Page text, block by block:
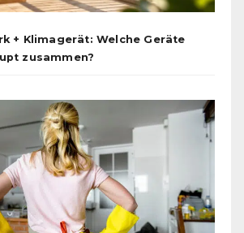
+ Klimagerät: Welche Geräte
zusammen?